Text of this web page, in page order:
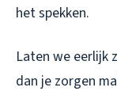
het spekken.
Laten we eerlijk
dan je zorgen